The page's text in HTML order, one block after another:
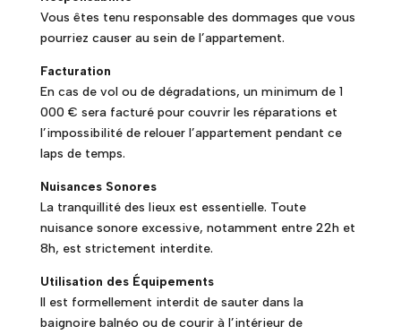
Vous êtes tenu responsable des dommages que vous
pourriez causer au sein de l’appartement.
Facturation
En cas de vol ou de dégradations, un minimum de 1
000 € sera facturé pour couvrir les réparations et
l’impossibilité de relouer l’appartement pendant ce
laps de temps.
Nuisances Sonores
La tranquillité des lieux est essentielle. Toute
nuisance sonore excessive, notamment entre 22h et
8h, est strictement interdite.
Utilisation des Équipements
Il est formellement interdit de sauter dans la
baignoire balnéo ou de courir à l’intérieur de